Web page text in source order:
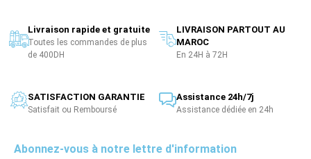
Livraison rapide et gratuite
Toutes les commandes de plus
de 400DH
LIVRAISON PARTOUT AU
MAROC
En 24H à 72H
SATISFACTION GARANTIE
Satisfait ou Remboursé
Assistance 24h/7j
Assistance dédiée en 24h
Abonnez-vous à notre lettre d'information